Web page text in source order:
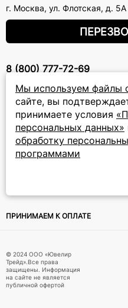
Мы используем файлы
сайте, вы
принимаете условия
персональных данных»
обработку
программами
г. Москва, ул. Флотская, д. 5А
8 (800) 777-72-69
прием звонков: круглосуточно
ПОДПИСКА НА РАССЫЛКУ
Подписываясь на рассылку, вы
ПРИНИМАЕМ К ОПЛАТЕ
© 2024 ООО «Ювелир
Трейд».Все права
защищены. Информация
на сайте не является
публичной офертой